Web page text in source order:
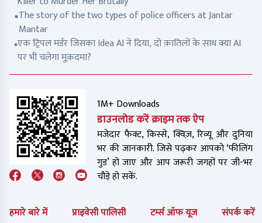
The story of the two types of police officers at Jantar
Mantar
एक ट्रिपल मर्डर जिसका Idea AI ने दिया, दो क़ातिलों के साथ क्या AI
पर भी चलेगा मुक़दमा?
1M+ Downloads
डाउनलोड करें क्राइम तक ऐप
मजेदार फैक्ट, किस्से, क्विज़, रिव्यू और दुनिया
भर की जानकारी. जिसे पढ़कर आपको ‘फीलिंग
गुड’ हो जाए और आप जरूरी जगहों पर जी-भर
चौड़े हो सकें.
हमारे बारे में प्राइवेसी पालिसी टर्म्स ऑफ यूज संपर्क करें